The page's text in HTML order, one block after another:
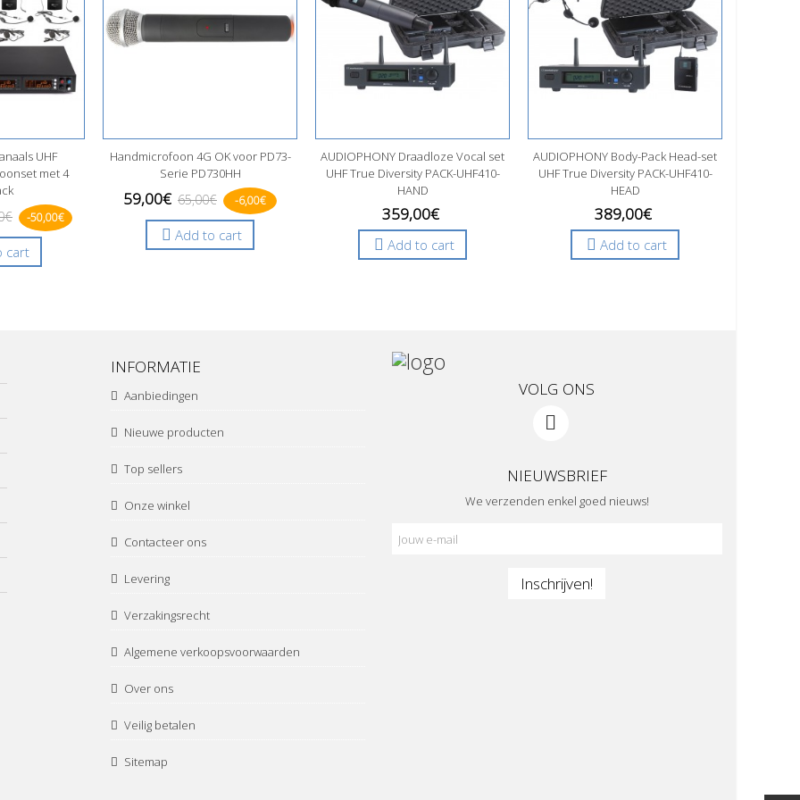
UHF
met 4
-50,00€
cart
Handmicrofoon 4G OK voor PD73-
Serie PD730HH
59,00€ 65,00€ -6,00€
Add to cart
AUDIOPHONY Draadloze Vocal set
UHF True Diversity PACK-UHF410-
HAND
359,00€
Add to cart
AUDIOPHONY Body-Pack Head-set
UHF True Diversity PACK-UHF410-
HEAD
389,00€
Add to cart
INFORMATIE
Aanbiedingen
Nieuwe producten
Top sellers
Onze winkel
Contacteer ons
Levering
Verzakingsrecht
Algemene verkoopsvoorwaarden
Over ons
Veilig betalen
Sitemap
VOLG ONS
NIEUWSBRIEF
We verzenden enkel goed nieuws!
Inschrijven!